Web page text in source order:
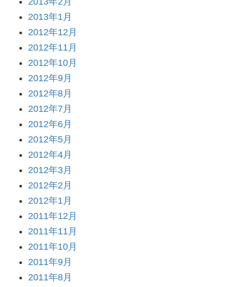
2013年1月
2012年12月
2012年11月
2012年10月
2012年9月
2012年8月
2012年7月
2012年6月
2012年5月
2012年4月
2012年3月
2012年2月
2012年1月
2011年12月
2011年11月
2011年10月
2011年9月
2011年8月